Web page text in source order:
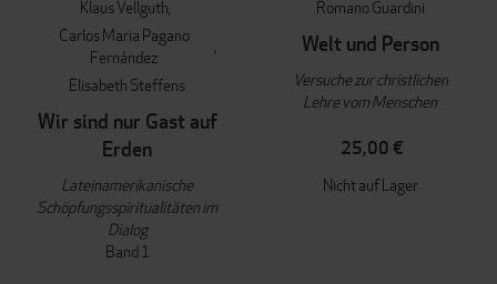
Klaus Vellguth
Carlos Maria Pagano
Fernández
Elisabeth Steffens
Wir sind nur Gast auf
Erden
Lateinamerikanische
Schöpfungsspiritualitäten im
Dialog
Band 1
Romano Guardini
Welt und Person
Versuche zur christlichen
Lehre vom Menschen
25,00 €
Nicht auf Lager